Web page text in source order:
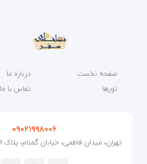
صفحه نخست
تورها
درباره ما
تماس با ما
۰۹۰۲۱۹۹۸۰۰۶
تهران، میدان فاطمی، خیابان گمنام، پلاک ۲۹